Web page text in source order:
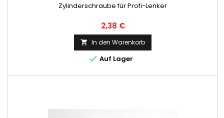
Zylinderschraube für Profi-Lenker
Preis
2,38 €
 In den Warenkorb
 Auf Lager